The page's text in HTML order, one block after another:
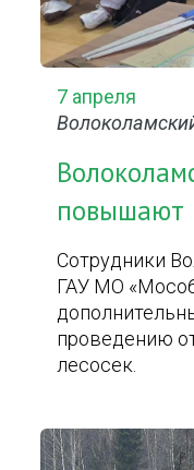
7 апреля
повышают
Сотрудники
ГАУ МО
проведению
лесосек.